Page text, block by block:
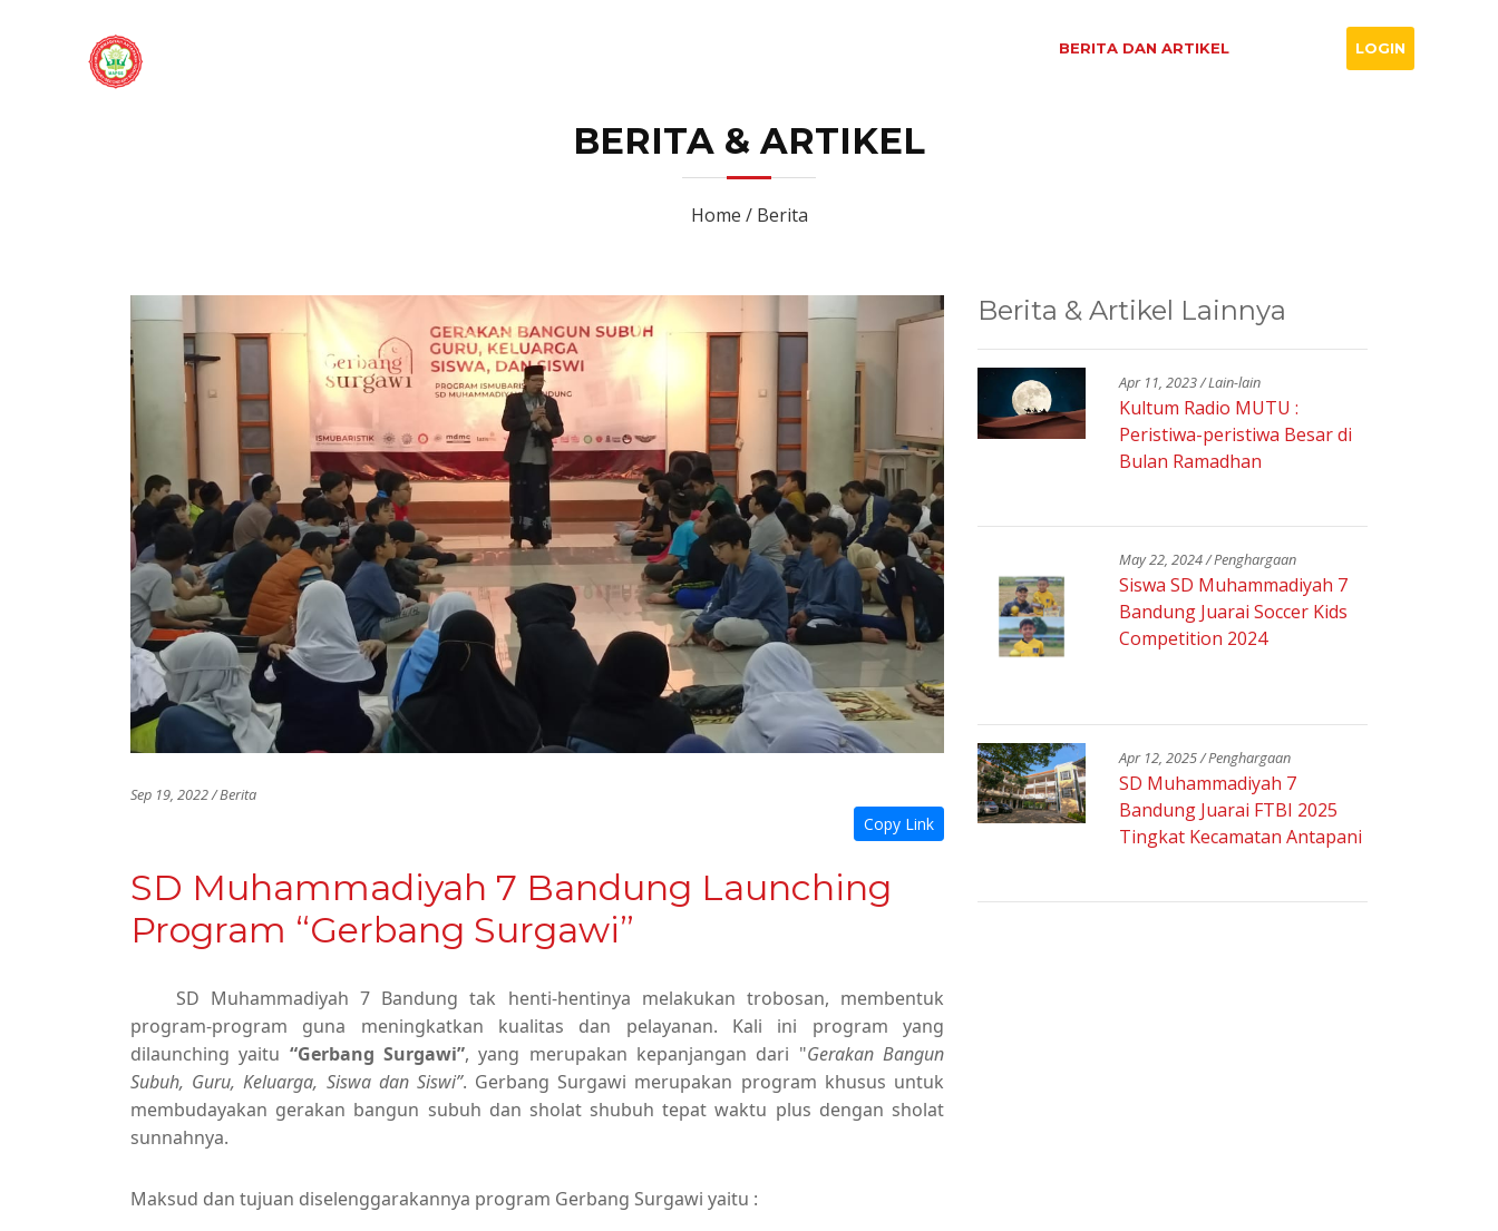
BERITA DAN ARTIKEL LOGIN
BERITA & ARTIKEL
Home / Berita
Sep 19, 2022 / Berita
Copy Link
SD Muhammadiyah 7 Bandung Launching
Program “Gerbang Surgawi”
SD Muhammadiyah 7 Bandung tak henti-hentinya melakukan trobosan, membentuk
program-program guna meningkatkan kualitas dan pelayanan. Kali ini program yang
dilaunching yaitu “Gerbang Surgawi”, yang merupakan kepanjangan dari "Gerakan Bangun
Subuh, Guru, Keluarga, Siswa dan Siswi”. Gerbang Surgawi merupakan program khusus untuk
membudayakan gerakan bangun subuh dan sholat shubuh tepat waktu plus dengan sholat
sunnahnya.
Maksud dan tujuan diselenggarakannya program Gerbang Surgawi yaitu :
Berita & Artikel Lainnya
Apr 11, 2023 / Lain-lain
Kultum Radio MUTU :
Peristiwa-peristiwa Besar di
Bulan Ramadhan
May 22, 2024 / Penghargaan
Siswa SD Muhammadiyah 7
Bandung Juarai Soccer Kids
Competition 2024
Apr 12, 2025 / Penghargaan
SD Muhammadiyah 7
Bandung Juarai FTBI 2025
Tingkat Kecamatan Antapani